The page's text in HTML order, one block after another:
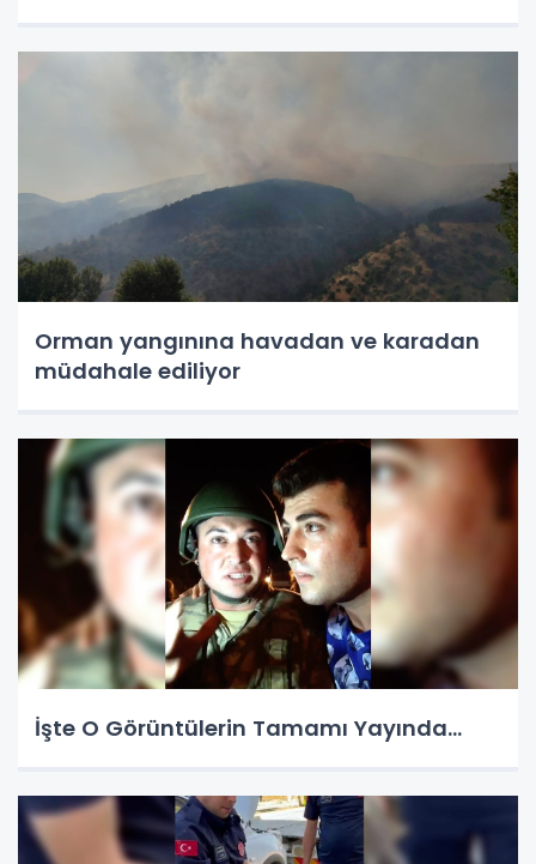
Orman yangınına havadan ve karadan
müdahale ediliyor
İşte O Görüntülerin Tamamı Yayında…